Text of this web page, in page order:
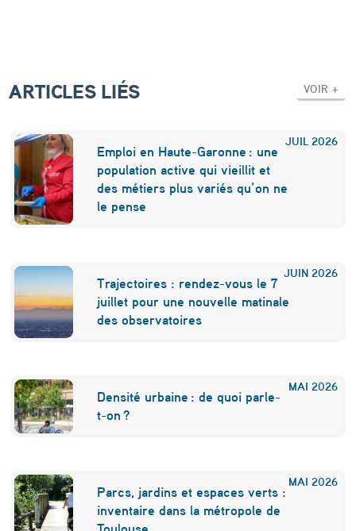
ARTICLES LIÉS VOIR +
JUIL 2026
Emploi en Haute-Garonne : une
population active qui vieillit et
des métiers plus variés qu’on ne
le pense
JUIN 2026
Trajectoires : rendez-vous le 7
juillet pour une nouvelle matinale
des observatoires
MAI 2026
Densité urbaine : de quoi parle-
t-on ?
MAI 2026
Parcs, jardins et espaces verts :
inventaire dans la métropole de